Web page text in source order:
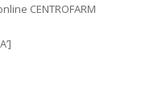
CENTROFARM